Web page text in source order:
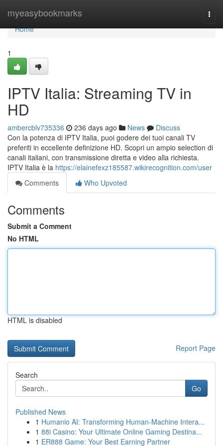
myeasybookmarks
Home
Home
1
IPTV Italia: Streaming TV in
HD
ambercblv735336 236 days ago News
Discuss
Con la potenza di IPTV Italia, puoi godere dei tuoi canali TV
preferiti in eccellente definizione HD. Scopri un ampio selection di
canali italiani, con transmissione diretta e video alla richiesta.
IPTV Italia è la https://elainefexz185587.wikirecognition.com/user
Comments
Who Upvoted
Comments
Submit a Comment
No HTML
HTML is disabled
Report Page
Search
Go
Published News
1 Humanio AI: Transforming Human-Machine Intera...
1 88i Casino: Your Ultimate Online Gaming Destina...
1 ER888 Game: Your Best Earning Partner